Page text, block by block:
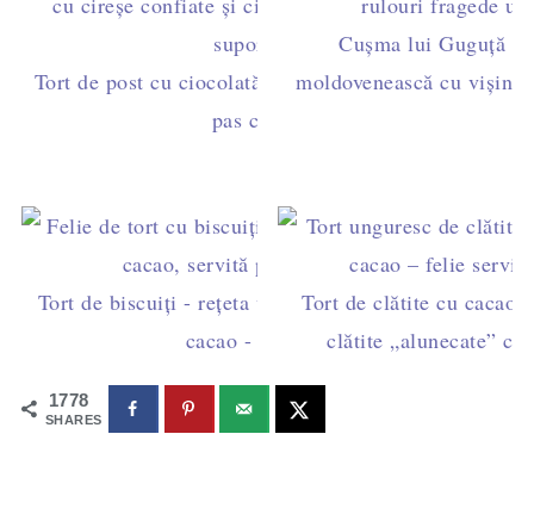
Tort de post cu ciocolată și gem de caise – rețetă
pas cu pas
Cușma lui Guguță –
moldovenească cu vișine
Tort de biscuiți - rețeta veche cu cremă fiartă de
cacao - fără ouă
Tort de clătite cu cacao
clătite „alunecate”
1778
SHARES